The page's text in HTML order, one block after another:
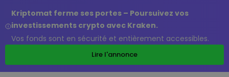
Kriptomat ferme ses portes – Poursuivez vos
investissements crypto avec Kraken.
Vos fonds sont en sécurité et entièrement accessibles.
Lire l'annonce